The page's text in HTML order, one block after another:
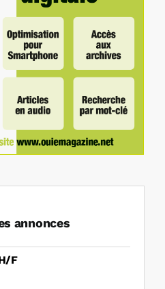
annonces
F